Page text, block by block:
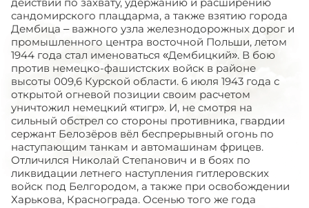
сандомирского плацдарма, а также взятию города
Дембица – важного узла железнодорожных дорог и
промышленного центра восточной Польши, летом
1944 года стал именоваться «Дембицкий». В бою
против немецко-фашистских войск в районе
высоты 009,6 Курской области. 6 июля 1943 года с
открытой огневой позиции своим расчетом
уничтожил немецкий «тигр». И, не смотря на
сильный обстрел со стороны противника, гвардии
сержант Белозёров вёл беспрерывный огонь по
наступающим танкам и автомашинам фрицев.
Отличился Николай Степанович и в боях по
ликвидации летнего наступления гитлеровских
войск под Белгородом, а также при освобождении
Харькова, Краснограда. Осенью того же года